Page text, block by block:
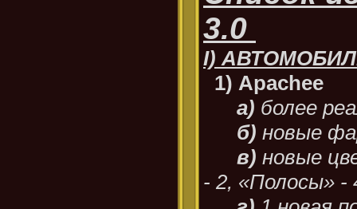
3.0
I)
1) Apachee
а) более
б) новые
в) новые
- 2, «Полосы»